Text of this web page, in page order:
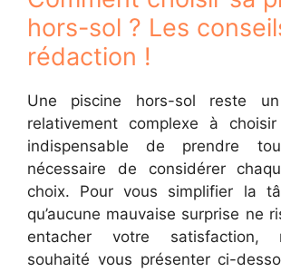
hors-sol ? Les
rédaction !
Une piscine hors-sol reste un
relativement complexe à
indispensable de prendre
nécessaire de considérer
choix. Pour vous simplifier la
qu’aucune mauvaise surprise ne
entacher votre satisfaction,
souhaité vous présenter ci-